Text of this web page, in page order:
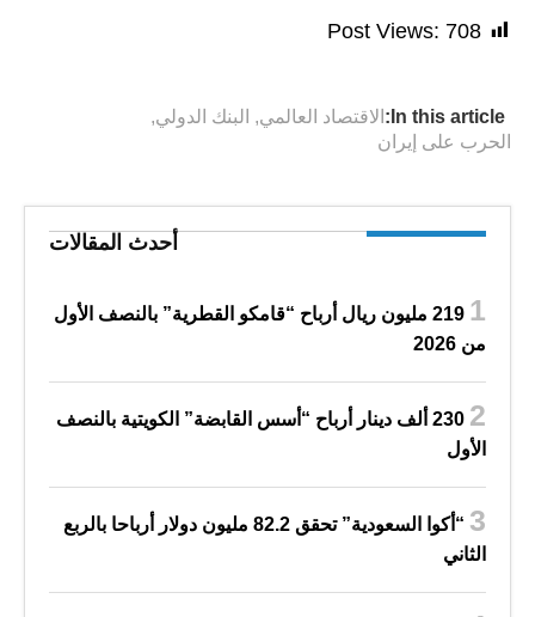
Post Views: 708
In this article: الاقتصاد العالمي, البنك الدولي,
الحرب على إيران
أحدث المقالات
219 مليون ريال أرباح “قامكو القطرية” بالنصف الأول
من 2026
230 ألف دينار أرباح “أسس القابضة” الكويتية بالنصف
الأول
“أكوا السعودية” تحقق 82.2 مليون دولار أرباحا بالربع
الثاني